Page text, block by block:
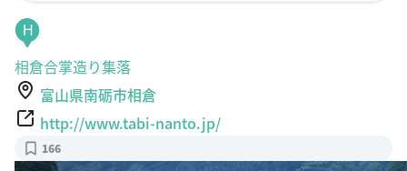
H
相倉合掌造り集落
富山県南砺市相倉
http://www.tabi-nanto.jp/
166